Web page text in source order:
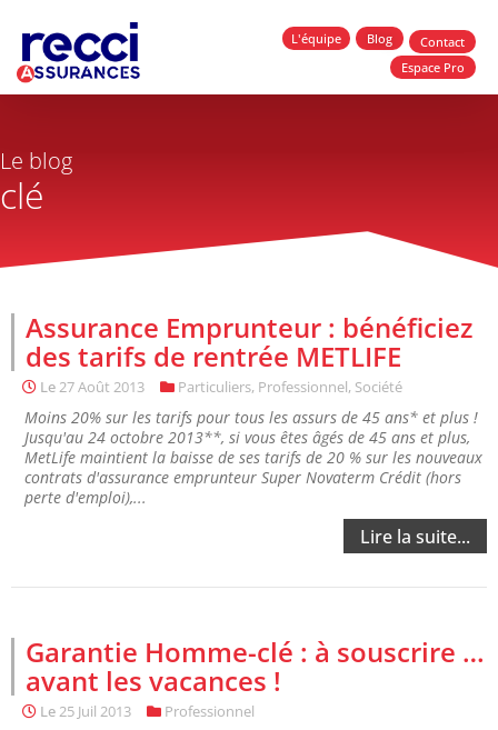
L'équipe Blog
Contact
Espace Pro
Le blog
clé
Assurance Emprunteur : bénéficiez
des tarifs de rentrée METLIFE
Le27 Août 2013 Particuliers, Professionnel, Société
Moins 20% sur les tarifs pour tous les assurs de 45 ans* et plus !
Jusqu'au 24 octobre 2013**, si vous êtes âgés de 45 ans et plus,
MetLife maintient la baisse de ses tarifs de 20 % sur les nouveaux
contrats d'assurance emprunteur Super Novaterm Crédit (hors
perte d'emploi),...
Lire la suite...
Garantie Homme-clé : à souscrire …
avant les vacances !
Le25 Juil 2013 Professionnel